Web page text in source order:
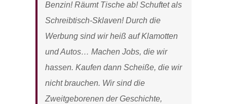
Benzin! Räumt Tische ab! Schuftet als
Schreibtisch-Sklaven! Durch die
Werbung sind wir heiß auf Klamotten
und Autos… Machen Jobs, die wir
hassen. Kaufen dann Scheiße, die wir
nicht brauchen. Wir sind die
Zweitgeborenen der Geschichte,